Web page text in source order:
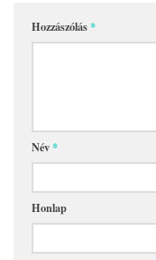
Hozzászólás*
Név*
Honlap